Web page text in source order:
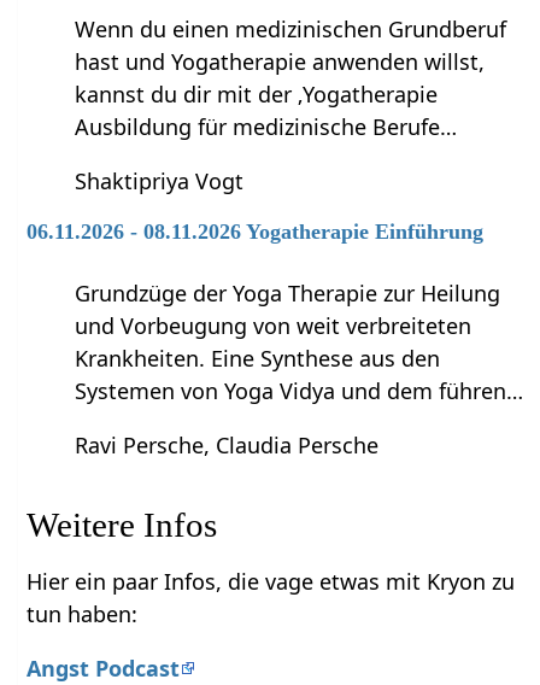
Wenn du einen medizinischen Grundberuf
hast und Yogatherapie anwenden willst,
kannst du dir mit der ‚Yogatherapie
Ausbildung für medizinische Berufe…
Shaktipriya Vogt
06.11.2026 - 08.11.2026 Yogatherapie Einführung
Grundzüge der Yoga Therapie zur Heilung
und Vorbeugung von weit verbreiteten
Krankheiten. Eine Synthese aus den
Systemen von Yoga Vidya und dem führen…
Ravi Persche, Claudia Persche
Weitere Infos
Hier ein paar Infos, die vage etwas mit Kryon zu
tun haben:
Angst Podcast